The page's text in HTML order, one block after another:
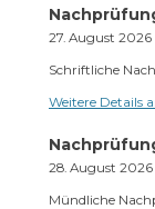
27. August 2026
Schriftliche
Weitere Details
28. August 2026
Mündliche